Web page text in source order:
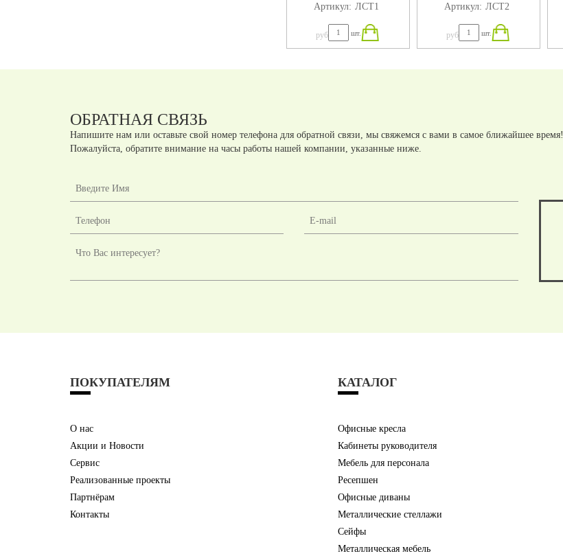
Артикул: ЛСT1
руб шт.
Артикул: ЛСT2
руб шт.
ОБРАТНАЯ СВЯЗЬ
Напишите нам или оставьте свой номер телефона для обратной связи, мы свяжемся с вами в самое ближайшее время!
Пожалуйста, обратите внимание на часы работы нашей компании, указанные ниже.
ПОКУПАТЕЛЯМ
О нас
Акции и Новости
Сервис
Реализованные проекты
Партнёрам
Контакты
КАТАЛОГ
Офисные кресла
Кабинеты руководителя
Мебель для персонала
Ресепшен
Офисные диваны
Металлические стеллажи
Сейфы
Металлическая мебель